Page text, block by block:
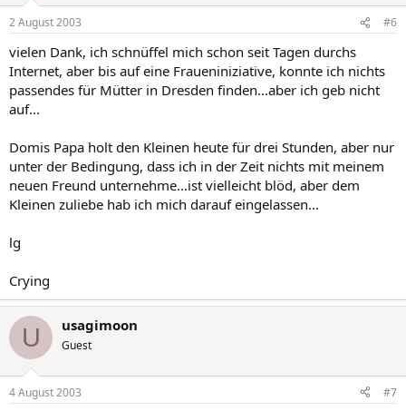
2 August 2003 #6
vielen Dank, ich schnüffel mich schon seit Tagen durchs
Internet, aber bis auf eine Fraueniniziative, konnte ich nichts
passendes für Mütter in Dresden finden...aber ich geb nicht
auf...
Domis Papa holt den Kleinen heute für drei Stunden, aber nur
unter der Bedingung, dass ich in der Zeit nichts mit meinem
neuen Freund unternehme...ist vielleicht blöd, aber dem
Kleinen zuliebe hab ich mich darauf eingelassen...
lg
Crying
U usagimoon
Guest
4 August 2003 #7